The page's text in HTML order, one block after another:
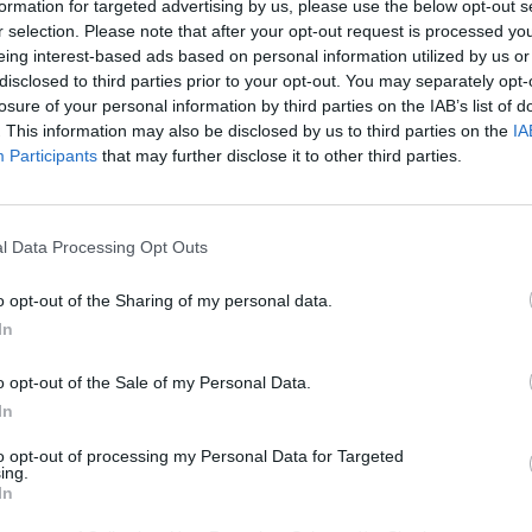
for targeted advertising by us, please use the below opt-out
selection. Please note that after your opt-out request is processed
interest-based ads based on personal information utilized by us
to third parties prior to your opt-out. You may separately
of your personal information by third parties on the IAB’s list of
This information may also be disclosed by us to third parties on the
Participants that may further disclose it to other third parties.
Data Processing Opt Outs
opt-out of the Sharing of my personal data.
opt-out of the Sale of my Personal Data.
opt-out of processing my Personal Data for Targeted
ATUALIDADE 3 anos atrás
Estreia de “Constantino, o Bicho de
Contos”
Um espetáculo de teatro para toda a família, em
Sintra: “Dentro de momentos – O
Olga Cadaval
de momentos – O Natal”, no dia 10 de dezembro,...